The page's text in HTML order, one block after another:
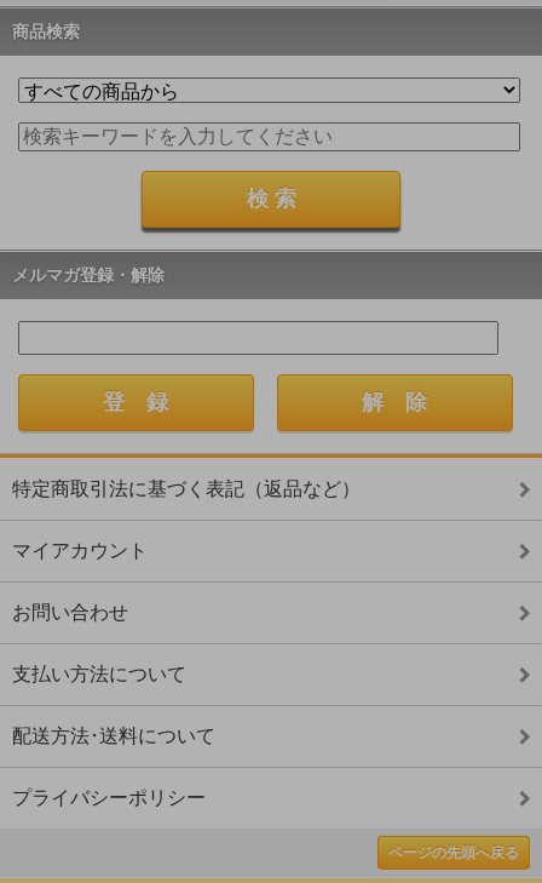
商品検索
メルマガ登録・解除
特定商取引法に基づく表記（返品など）
マイアカウント
お問い合わせ
支払い方法について
配送方法･送料について
プライバシーポリシー
ページの先頭へ戻る